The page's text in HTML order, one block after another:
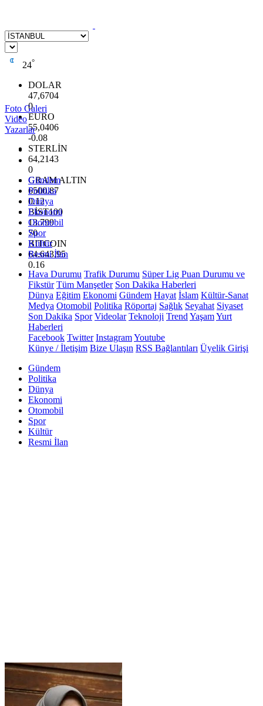
24°
DOLAR
47,6704
0
EURO
55,0406
-0.08
STERLİN
64,2143
0
GRAM ALTIN
6500.87
0.12
BİST100
13.799
70
BITCOIN
64.643,95
0.16
Foto Galeri
Video
Yazarlar
Gündem
Politika
Dünya
Ekonomi
Otomobil
Spor
Kültür
Resmi İlan
Hava Durumu Trafik Durumu Süper Lig Puan Durumu ve
Fikstür Tüm Manşetler Son Dakika Haberleri
Dünya Eğitim Ekonomi Gündem Hayat İslam Kültür-Sanat
Medya Otomobil Politika Röportaj Sağlık Seyahat Siyaset
Son Dakika Spor Videolar Teknoloji Trend YaşamYurt
Haberleri
Facebook Twitter InstagramYoutube
Künye / İletişim Bize Ulaşın RSS Bağlantıları Üyelik Girişi
Gündem
Politika
Dünya
Ekonomi
Otomobil
Spor
Kültür
Resmi İlan